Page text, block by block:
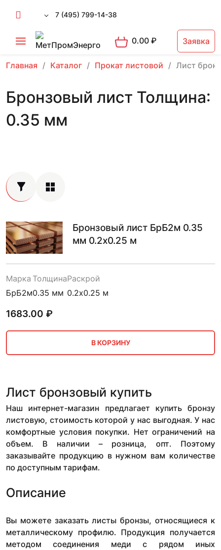
7 (495) 799-14-38
0.00₽ Заявка
Главная Каталог Прокат листовой Лист
Бронзовый лист Толщина:
0.35 мм
Бронзовый лист БрБ2м 0.35
мм 0.2х0.25 м
Марка
БрБ2м
Толщина
0.35 мм
Раскрой
0.2х0.25 м
1683.00 ₽
В КОРЗИНУ
Лист бронзовый купить
Наш интернет-магазин предлагает купить бронзу
листовую, стоимость которой у нас выгодная. У нас
комфортные условия покупки. Нет ограничений на
объем. В наличии – розница, опт. Поэтому
заказывайте продукцию в нужном вам количестве
по доступным тарифам.
Описание
Вы можете заказать листы бронзы, относящиеся к
металлическому профилю. Продукция получается
методом соединения меди с рядом иных